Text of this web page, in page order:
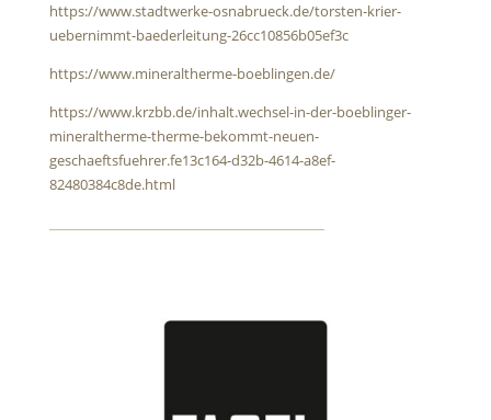
https://www.stadtwerke-osnabrueck.de/torsten-krier-
uebernimmt-baederleitung-26cc10856b05ef3c
https://www.mineraltherme-boeblingen.de/
https://www.krzbb.de/inhalt.wechsel-in-der-boeblinger-
mineraltherme-therme-bekommt-neuen-
geschaeftsfuehrer.fe13c164-d32b-4614-a8ef-
82480384c8de.html